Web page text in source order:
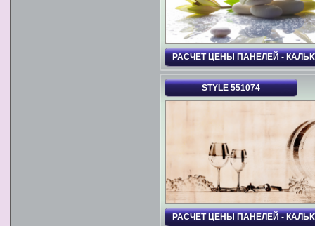
РАСЧЕТ ЦЕНЫ ПАНЕЛЕЙ -
STYLE 551074
РАСЧЕТ ЦЕНЫ ПАНЕЛЕЙ -